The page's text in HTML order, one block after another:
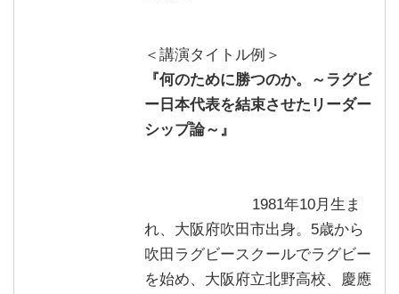
＜講演タイトル例＞
『何のために勝つのか。～ラグビ
ー日本代表を結束させたリーダー
シップ論～』
1981年10月生ま
れ、大阪府吹田市出身。5歳から
吹田ラグビースクールでラグビー
を始め、大阪府立北野高校、慶應